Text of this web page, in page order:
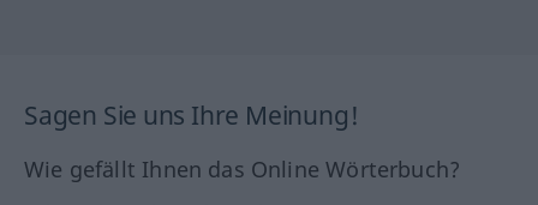
Sagen Sie uns Ihre Meinung!
Wie gefällt Ihnen das Online Wörterbuch?